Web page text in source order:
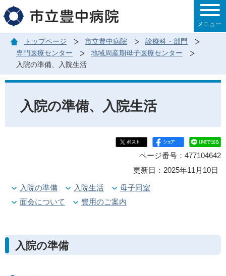
メニュー
トップページ 市立豊中病院
診療科・部門
専門医療センター
地域周産期母子医療センター
入院の準備、入院生活
入院の準備、入院生活
ページ番号：477104642
更新日：2025年11月10日
入院の準備 入院生活
母子同室
面会について
費用のご案内
入院の準備